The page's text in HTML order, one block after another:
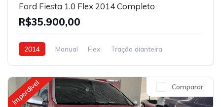
Ford Fiesta 1.0 Flex 2014 Completo
R$35.900,00
2014 Manual Flex Tração dianteira
Imperdivel Comparar